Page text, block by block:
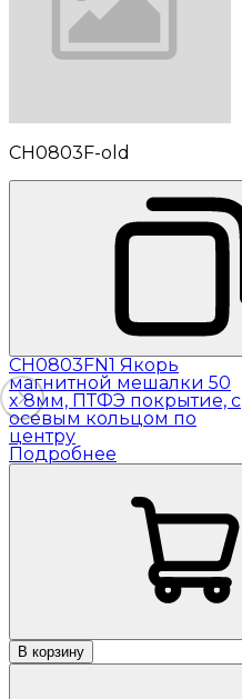
CH0803F-old
CH0803FN1 Якорь
магнитной мешалки 50
x 8мм, ПТФЭ покрытие, с
осевым кольцом по
центру
Подробнее
В корзину